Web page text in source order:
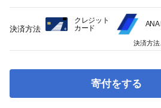
寄付をする
決済方法
クレジット
カード
ANA
決済方法